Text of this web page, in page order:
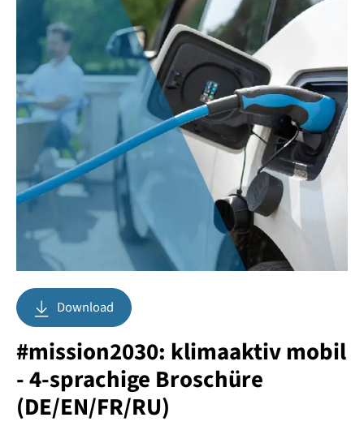
Download
#mission2030: klimaaktiv mobil
- 4-sprachige Broschüre
(DE/EN/FR/RU)